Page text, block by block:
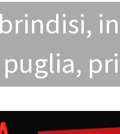
brindisi,
,